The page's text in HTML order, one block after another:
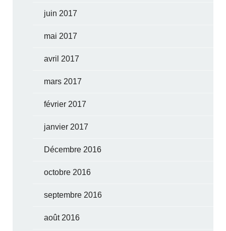
juin 2017
mai 2017
avril 2017
mars 2017
février 2017
janvier 2017
Décembre 2016
octobre 2016
septembre 2016
août 2016